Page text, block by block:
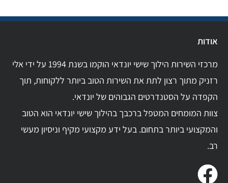
אודות
מרכזי השירות הילוך שישי יונדאי הוקמו בשנת 1994 על ידי אלי
רזניק מתוך רצון לתת את השירות הטוב ביותר ללקוחות, תוך
הקפדה על הסטנדרטים הגבוהים של יונדאי.
צוות המומחים המטפל ברכבך בהילוך שישי יונדאי הוא הטוב
והמקצועי ביותר בתחום. בעל ידע מקצועי מקיף וניסיון מעשי
רב.